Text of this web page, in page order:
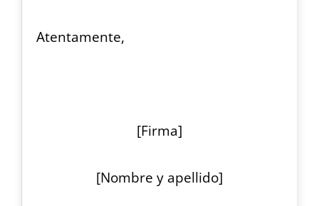
Atentamente,
[Firma]
[Nombre y apellido]